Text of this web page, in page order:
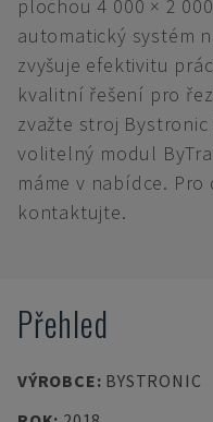
plochou 4 000 × 2
automatický systém
zvyšuje efektivitu
kvalitní řešení pro
zvažte stroj Bystronic
volitelný modul
máme v nabídce.
kontaktujte.
Přehled
VÝROBCE: BYSTRONIC